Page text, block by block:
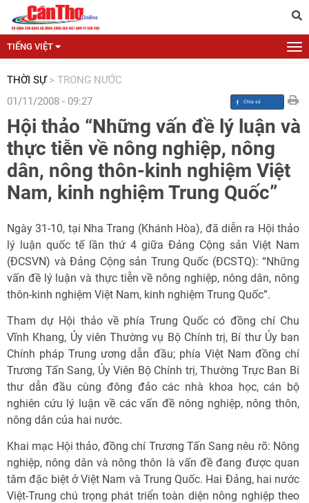
TIẾNG VIỆT
THỜI SỰ > TRONG NƯỚC
01/11/2008 - 09:27
Hội thảo “Những vấn đề lý luận và
thực tiễn về nông nghiệp, nông
dân, nông thôn-kinh nghiệm Việt
Nam, kinh nghiệm Trung Quốc”
Ngày 31-10, tại Nha Trang (Khánh Hòa), đã diễn ra Hội thảo
lý luận quốc tế lần thứ 4 giữa Đảng Cộng sản Việt Nam
(ĐCSVN) và Đảng Cộng sản Trung Quốc (ĐCSTQ): “Những
vấn đề lý luận và thực tiễn về nông nghiệp, nông dân, nông
thôn-kinh nghiệm Việt Nam, kinh nghiệm Trung Quốc”.
Tham dự Hội thảo về phía Trung Quốc có đồng chí Chu
Vĩnh Khang, Ủy viên Thường vụ Bộ Chính trị, Bí thư Ủy ban
Chính pháp Trung ương dẫn đầu; phía Việt Nam đồng chí
Trương Tấn Sang, Ủy Viên Bộ Chính trị, Thường Trực Ban Bí
thư dẫn đầu cùng đông đảo các nhà khoa học, cán bộ
nghiên cứu lý luận về các vấn đề nông nghiệp, nông thôn,
nông dân của hai nước.
Khai mạc Hội thảo, đồng chí Trương Tấn Sang nêu rõ: Nông
nghiệp, nông dân và nông thôn là vấn đề đang được quan
tâm đặc biệt ở Việt Nam và Trung Quốc. Hai Đảng, hai nước
Việt-Trung chú trọng phát triển toàn diện nông nghiệp theo